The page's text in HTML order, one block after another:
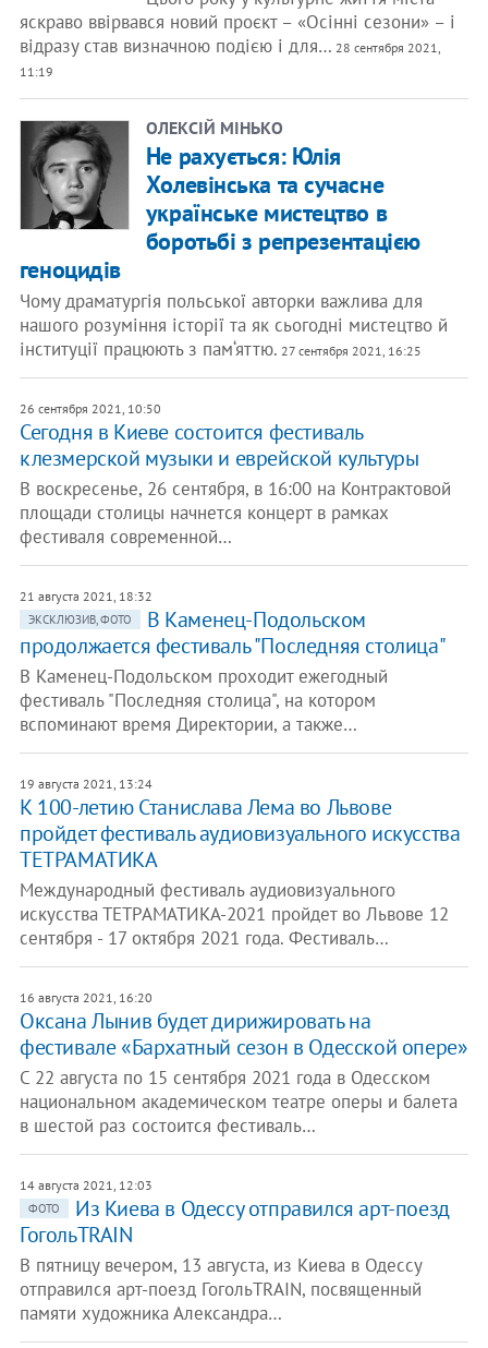
яскраво ввірвався новий проєкт – «Осінні сезони» – і
відразу став визначною подією і для… 28 сентября 2021,
11:19
ОЛЕКСІЙ МІНЬКО
Не рахується: Юлія
Холевінська та сучасне
українське мистецтво в
боротьбі з репрезентацією
геноцидів
Чому драматургія польської авторки важлива для
нашого розуміння історії та як сьогодні мистецтво й
інституції працюють з пам‘яттю. 27 сентября 2021, 16:25
26 сентября 2021, 10:50
Сегодня в Киеве состоится фестиваль
клезмерской музыки и еврейской культуры
В воскресенье, 26 сентября, в 16:00 на Контрактовой
площади столицы начнется концерт в рамках
фестиваля современной…
21 августа 2021, 18:32
ЭКСКЛЮЗИВ, ФОТО
В Каменец-Подольском
продолжается фестиваль "Последняя столица"
В Каменец-Подольском проходит ежегодный
фестиваль "Последняя столица", на котором
вспоминают время Директории, а также…
19 августа 2021, 13:24
К 100-летию Станислава Лема во Львове
пройдет фестиваль аудиовизуального искусства
ТЕТРАМАТИКА
Международный фестиваль аудиовизуального
искусства ТЕТРАМАТИКА-2021 пройдет во Львове 12
сентября - 17 октября 2021 года. Фестиваль…
16 августа 2021, 16:20
Оксана Лынив будет дирижировать на
фестивале «Бархатный сезон в Одесской опере»
С 22 августа по 15 сентября 2021 года в Одесском
национальном академическом театре оперы и балета
в шестой раз состоится фестиваль…
14 августа 2021, 12:03
ФОТО
Из Киева в Одессу отправился арт-поезд
ГогольTRAIN
В пятницу вечером, 13 августа, из Киева в Одессу
отправился арт-поезд ГогольTRAIN, посвященный
памяти художника Александра…